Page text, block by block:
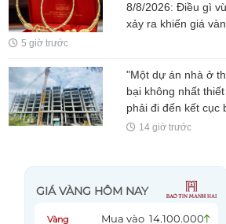
8/8/2026: Điều gì
xảy ra khiến giá
5 giờ trước
"Một dự án nhà ở
bại không nhất thiết
phải đi đến kết cục
bỏ hoang"
14 giờ trước